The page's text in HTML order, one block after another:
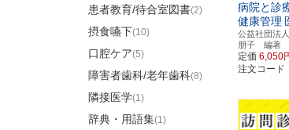
病院と診
健康管理
公益社団法
朋子 編著
定価 6,050
注文コー
患者教育/待合室図書(2)
摂食嚥下(10)
口腔ケア(5)
障害者歯科/老年歯科(8)
隣接医学(1)
辞典・用語集(1)